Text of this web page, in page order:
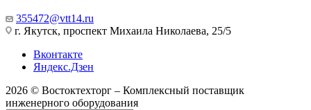
355472@vtt14.ru
г. Якутск, проспект Михаила Николаева, 25/5
Вконтакте
Яндекс.Дзен
2026 © Востоктехторг – Комплексный поставщик
инженерного оборудования